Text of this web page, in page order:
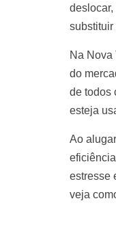
substituir
Na Nova
do
de todos
esteja
Ao
estresse
veja